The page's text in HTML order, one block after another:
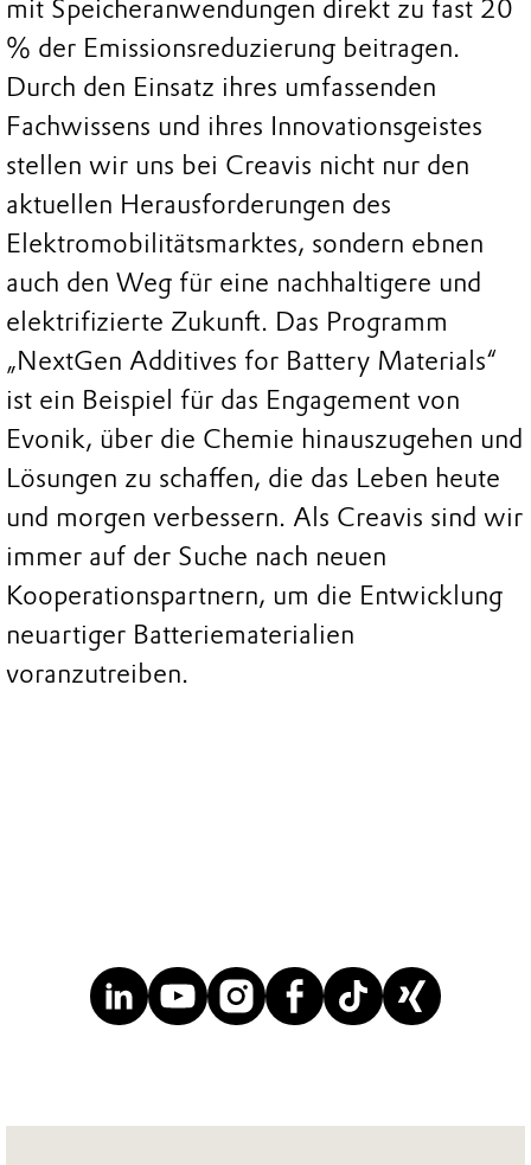
mit Speicheranwendungen direkt zu fast 20
% der Emissionsreduzierung beitragen.
Durch den Einsatz ihres umfassenden
Fachwissens und ihres Innovationsgeistes
stellen wir uns bei Creavis nicht nur den
aktuellen Herausforderungen des
Elektromobilitätsmarktes, sondern ebnen
auch den Weg für eine nachhaltigere und
elektrifizierte Zukunft. Das Programm
„NextGen Additives for Battery Materials“
ist ein Beispiel für das Engagement von
Evonik, über die Chemie hinauszugehen und
Lösungen zu schaffen, die das Leben heute
und morgen verbessern. Als Creavis sind wir
immer auf der Suche nach neuen
Kooperationspartnern, um die Entwicklung
neuartiger Batteriematerialien
voranzutreiben.